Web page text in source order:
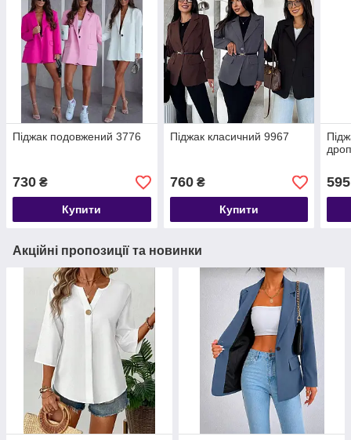
Піджак подовжений 3776
730 ₴
Купити
Піджак класичний 9967
760₴
Купити
595
Акційні пропозиції та новинки